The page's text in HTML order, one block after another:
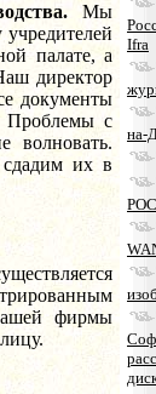
Мы
палате, а
директор
документы
Проблемы с
волновать.
их в
фирмы
Ifra
на-